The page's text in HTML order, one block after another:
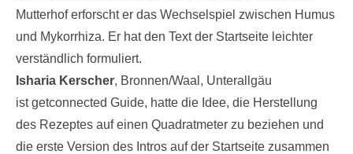
Mutterhof erforscht er das Wechselspiel zwischen Humus
und Mykorrhiza. Er hat den Text der Startseite leichter
verständlich formuliert.
Isharia Kerscher, Bronnen/Waal, Unterallgäu
ist getconnected Guide, hatte die Idee, die Herstellung
des Rezeptes auf einen Quadratmeter zu beziehen und
die erste Version des Intros auf der Startseite zusammen